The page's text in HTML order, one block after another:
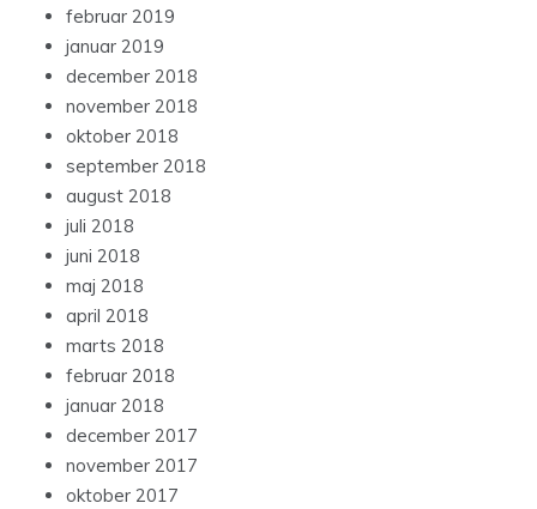
februar 2019
januar 2019
december 2018
november 2018
oktober 2018
september 2018
august 2018
juli 2018
juni 2018
maj 2018
april 2018
marts 2018
februar 2018
januar 2018
december 2017
november 2017
oktober 2017